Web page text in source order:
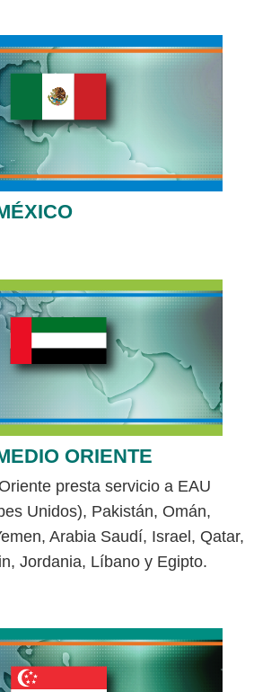
ORIENTE
presta servicio a EAU
Unidos), Pakistán, Omán,
Arabia Saudí, Israel, Qatar,
Jordania, Líbano y Egipto.